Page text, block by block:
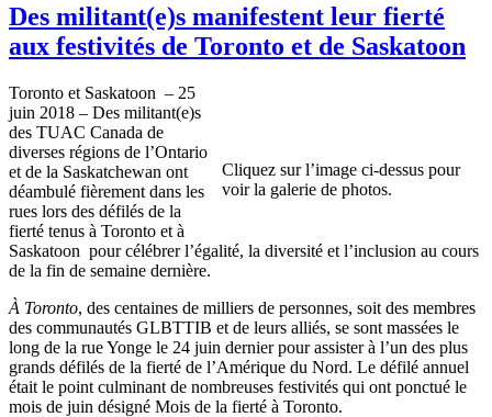
Des militant(e)s manifestent leur fierté
aux festivités de Toronto et de Saskatoon
Cliquez sur l’image ci-dessus pour
voir la galerie de photos.
Toronto et Saskatoon – 25
juin 2018 – Des militant(e)s
des TUAC Canada de
diverses régions de l’Ontario
et de la Saskatchewan ont
déambulé fièrement dans les
rues lors des défilés de la
fierté tenus à Toronto et à
Saskatoon pour célébrer l’égalité, la diversité et l’inclusion au cours
de la fin de semaine dernière.
À Toronto, des centaines de milliers de personnes, soit des membres
des communautés GLBTTIB et de leurs alliés, se sont massées le
long de la rue Yonge le 24 juin dernier pour assister à l’un des plus
grands défilés de la fierté de l’Amérique du Nord. Le défilé annuel
était le point culminant de nombreuses festivités qui ont ponctué le
mois de juin désigné Mois de la fierté à Toronto.